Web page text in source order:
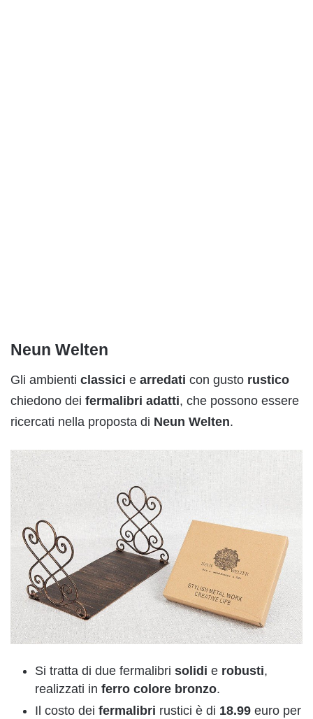
Neun Welten
Gli ambienti classici e arredati con gusto rustico
chiedono dei fermalibri adatti, che possono essere
ricercati nella proposta di Neun Welten.
Si tratta di due fermalibri solidi e robusti,
realizzati in ferro colore bronzo.
Il costo dei fermalibri rustici è di 18.99 euro per